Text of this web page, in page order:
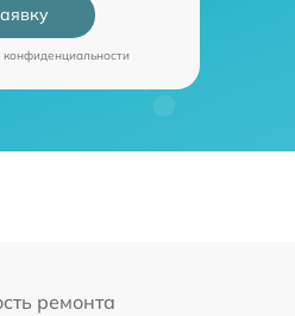
конфиденциальности
ремонта